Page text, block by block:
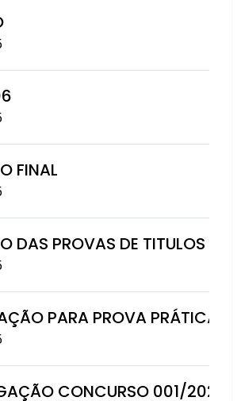
FINAL
DAS PROVAS DE TITULOS
PARA PROVA PRÁTICA E
CONCURSO 001/2023